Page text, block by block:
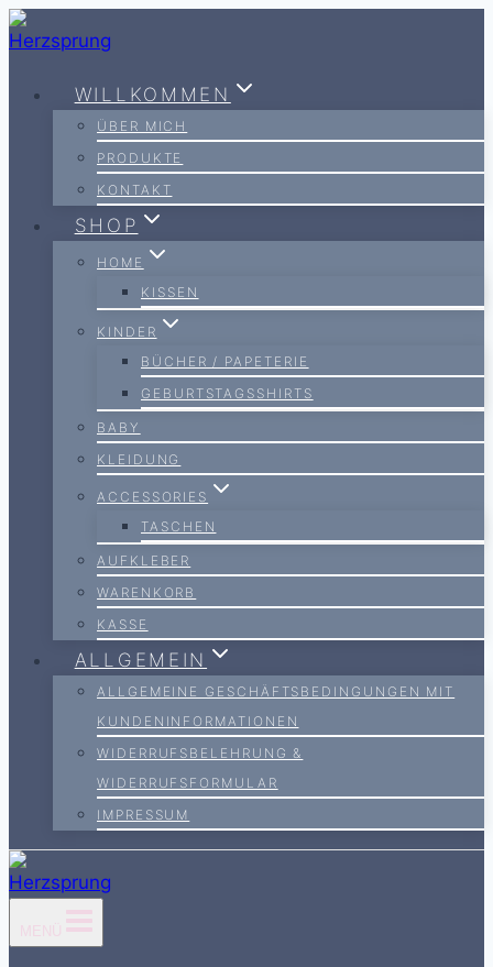
Zum
Inhalt
springen
WILLKOMMEN
ÜBER MICH
PRODUKTE
KONTAKT
SHOP
HOME
KISSEN
KINDER
BÜCHER / PAPETERIE
GEBURTSTAGSSHIRTS
BABY
KLEIDUNG
ACCESSORIES
TASCHEN
AUFKLEBER
WARENKORB
KASSE
ALLGEMEIN
ALLGEMEINE GESCHÄFTSBEDINGUNGEN MIT
KUNDENINFORMATIONEN
WIDERRUFSBELEHRUNG &
WIDERRUFSFORMULAR
IMPRESSUM
MENÜ